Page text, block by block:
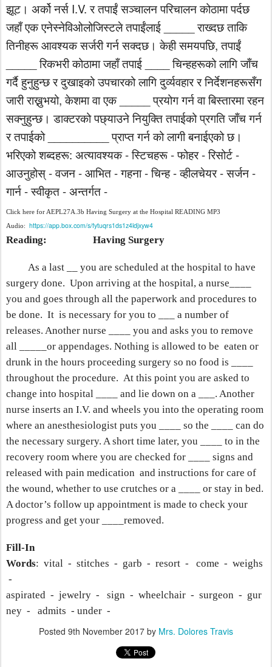
झूट। अर्को नर्स I.V.र तपाईं सञ्चालन परिचालन कोठामा पर्दछ
जहाँ एक एनेस्नेविओलोजिस्टले तपाईंलाई _____राख्दछ ताकि
तिनीहरू आवश्यक सर्जरी गर्न सक्दछ। केही समयपछि,तपाईं
_____रिकभरी कोठामा जहाँ तपाई ____चिन्हहरूको लागि जाँच
गर्दै हुनुहुन्छ र दुखाइको उपचारको लागि दुर्व्यवहार र निर्देशनहरूसँग
जारी राख्नुभयो,केशमा वा एक_____प्रयोग गर्न वा बिस्तारमा रहन
सक्नुहुन्छ। डाक्टरको पछ्याउने नियुक्ति तपाईको प्रगति जाँच गर्न
र तपाईको__________प्राप्त गर्न को लागी बनाईएको छ।
भरिएको शब्दहरू: अत्यावश्यक-स्टिचहरू -फोहर-रिसोर्ट -
आउनुहोस् -वजन - आभित -गहना-चिन्ह-व्हीलचेयर-सर्जन -
गार्न -स्वीकृत - अन्तर्गत -
Click here for AEPL27A.3b Having Surgery at the Hospital READING MP3
Audio: https://app.box.com/s/fytuqrs1ds1z4ldjxyw4
Reading: Having Surgery
As a last __ you are scheduled at the hospital to have
surgery done. Upon arriving at the hospital, a nurse____
you and goes through all the paperwork and procedures to
be done. It is necessary for you to ___ a number of
releases. Another nurse ____ you and asks you to remove
all _____or appendages. Nothing is allowed to be eaten or
drunk in the hours proceeding surgery so no food is ____
throughout the procedure. At this point you are asked to
change into hospital ____ and lie down on a ___. Another
nurse inserts an I.V. and wheels you into the operating room
where an anesthesiologist puts you ____ so the ____ can do
the necessary surgery. A short time later, you ____ to in the
recovery room where you are checked for ____ signs and
released with pain medication and instructions for care of
the wound, whether to use crutches or a ____ or stay in bed.
A doctor’s follow up appointment is made to check your
progress and get your ____removed.
Fill-In
Words: vital - stitches - garb - resort - come - weighs
-
aspirated - jewelry - sign - wheelchair - surgeon - gur
ney - admits - under -
Posted 9th November 2017 by Mrs. Dolores Travis